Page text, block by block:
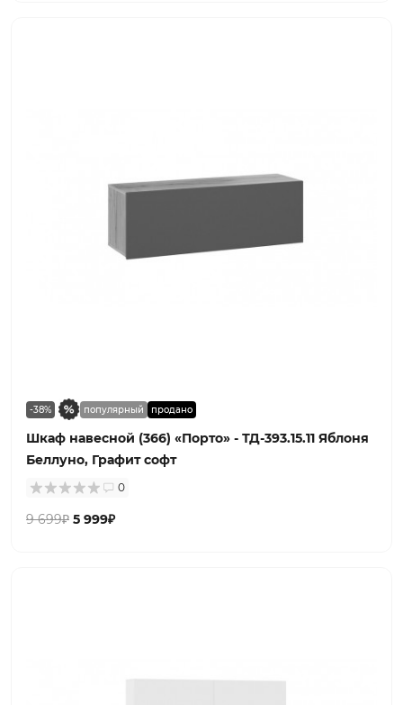
-38% популярный продано
Шкаф навесной (366) «Порто» - ТД-393.15.11 Яблоня
Беллуно, Графит софт
0
9 699₽ 5 999₽